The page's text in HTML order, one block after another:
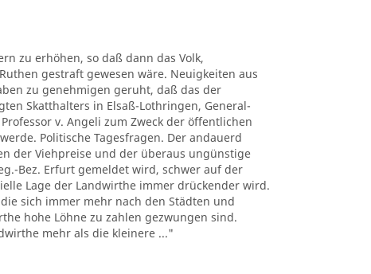
zu erhöhen, so daß dann das Volk,
gestraft gewesen wäre. Neuigkeiten aus
zu genehmigen geruht, daß das der
Skatthalters in Elsaß-Lothringen, General-
v. Angeli zum Zweck der öffentlichen
Politische Tagesfragen. Der andauerd
der Viehpreise und der überaus ungünstige
Bez. Erfurt gemeldet wird, schwer auf der
Lage der Landwirthe immer drückender wird.
sich immer mehr nach den Städten und
hohe Löhne zu zahlen gezwungen sind.
mehr als die kleinere ..."